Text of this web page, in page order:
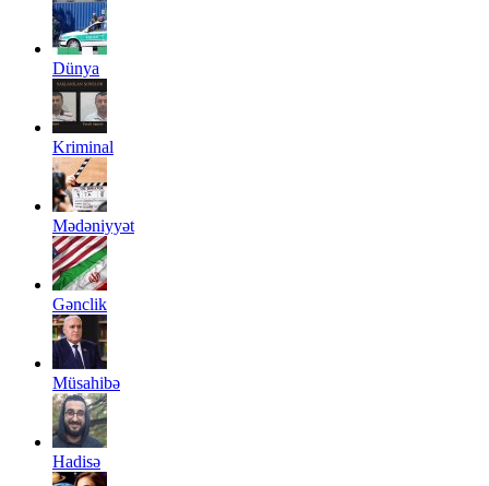
Dünya
Kriminal
Mədəniyyət
Gənclik
Müsahibə
Hadisə